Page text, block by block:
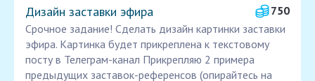
Дизайн заставки эфира
750
Срочное задание! Сделать дизайн картинки заставки
эфира. Картинка будет прикреплена к текстовому
посту в Телеграм-канал Прикрепляю 2 примера
предыдущих заставок-референсов (опирайтесь на